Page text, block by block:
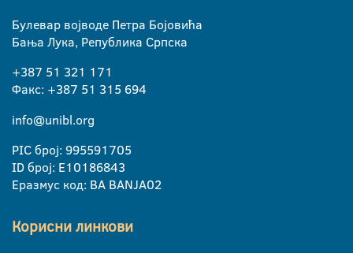
Булевар војводе Петра Бојовића
Бања Лука, Република Српска
+387 51 321 171
Факс: +387 51 315 694
info@unibl.org
PIC број: 995591705
ID број: E10186843
Еразмус код: BA BANJA02
Корисни линкови